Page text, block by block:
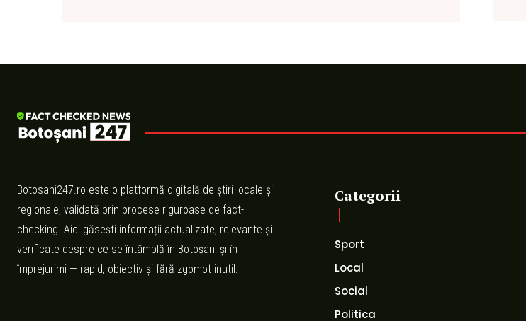
Botosani247.ro este o platformă digitală de știri locale și
regionale, validată prin procese riguroase de fact-
checking. Aici găsești informații actualizate, relevante și
verificate despre ce se întâmplă în Botoșani și în
împrejurimi — rapid, obiectiv și fără zgomot inutil.
Categorii
Sport
Local
Social
Politica